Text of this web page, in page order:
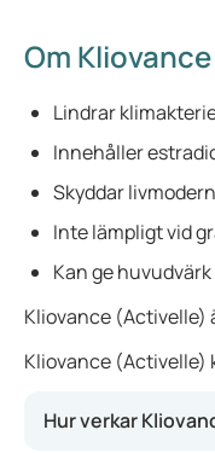
Om
Lindrar
Innehåller
Skyddar
Inte lämpligt vid
Kan ge
Kliovance (Activelle)
Kliovance (Activelle)
Hur verkar